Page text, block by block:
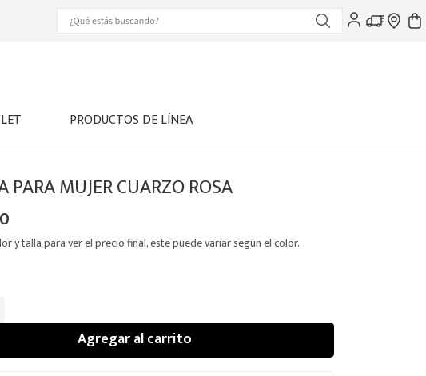
PRODUCTOS DE LÍNEA
PARA MUJER CUARZO ROSA
y talla para ver el precio final, este puede variar según el color.
Agregar al carrito